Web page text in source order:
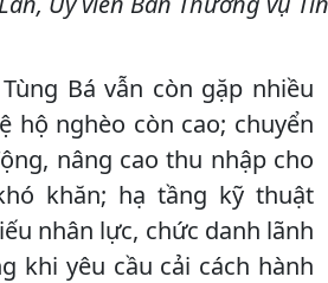
Bá vẫn còn gặp nhiều
hộ nghèo còn cao; chuyển
nâng cao thu nhập cho
khăn; hạ tầng kỹ thuật
nhân lực, chức danh lãnh
khi yêu cầu cải cách hành